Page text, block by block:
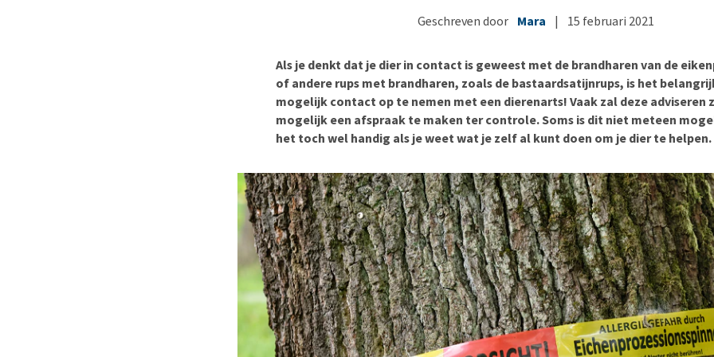
Vegan hondenvoer
Snacks
Bekijk alles
Voer- en drinkbakken
Puppy benodigdheden
Bekijk alles
Puppy apotheek
Bekijk alles
Bekijk alles
Ouderdom en dementie
Bekijk alles
Geschreven door Mara | 15 februari 2021
Als je denkt dat je dier in contact is geweest met de brandharen van de
of andere rups met brandharen, zoals de bastaardsatijnrups, is het
mogelijk contact op te nemen met een dierenarts! Vaak zal deze adviseren
mogelijk een afspraak te maken ter controle. Soms is dit niet meteen
het toch wel handig als je weet wat je zelf al kunt doen om je dier te helpen.